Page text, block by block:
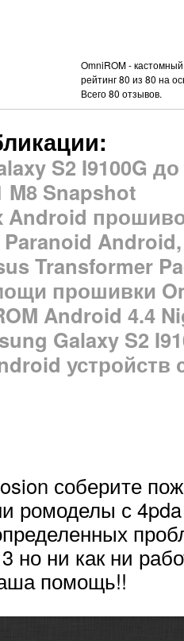
OmniROM -
рейтинг80 из 80 на
Всего80 отзывов.
S2 I9100G
Snapshot
Android,
Transformer
прошивки
Android 4.4
Galaxy S2
соберите
ромоделы с
3 но ни как ни
помощь!!